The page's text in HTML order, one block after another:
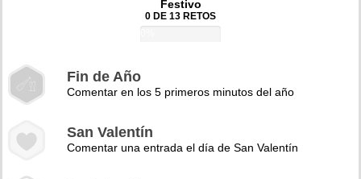
Festivo
0 DE 13 RETOS
Fin de Año
Comentar en los 5 primeros minutos del año
San Valentín
Comentar una entrada el día de San Valentín